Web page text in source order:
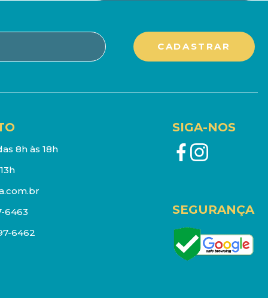
8h às 18h
6463
6462
SIGA-NOS
SEGURANÇA